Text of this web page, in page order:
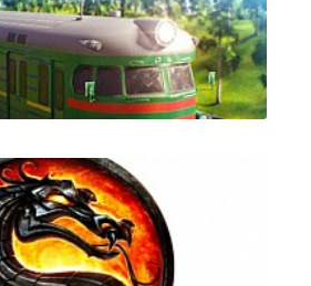
DEDstress